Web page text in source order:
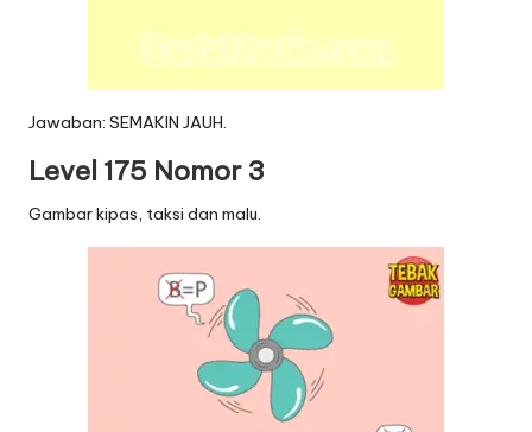
Jawaban: SEMAKIN JAUH.
Level 175 Nomor 3
Gambar kipas, taksi dan malu.